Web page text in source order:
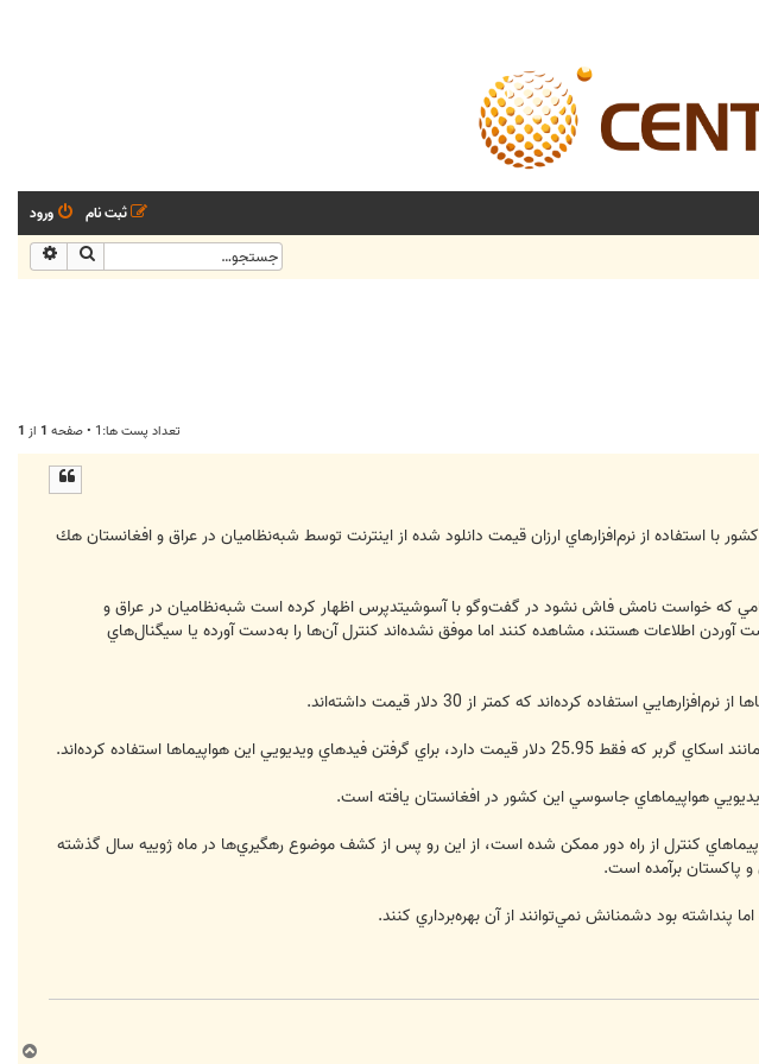
ورود
ثبت نام
جستجو
تعداد پست ها:1 • صفحه 1 از 1
با استفاده از نرم‌افزارهاي ارزان قيمت دانلود شده از اينترنت توسط شبه‌نظاميان در عراق و افغانستان هك
كه خواست نامش فاش نشود در گفت‌وگو با آسوشيتدپرس اظهار كرده است شبه‌نظاميان در عراق و
آوردن اطلاعات هستند، مشاهده كنند اما موفق نشده‌اند كنترل آن‌ها را به‌دست آورده يا سيگنال‌هاي
كرده‌اند كه كمتر از 30 دلار قيمت داشته‌اند.
ويديويي اين هواپيماها استفاده كرده‌اند.
هواپيماهاي جاسوسي اين كشور در افغانستان يافته است.
كنترل از راه دور ممكن شده است، از اين رو پس از كشف موضوع رهگيري‌ها در ماه ژوييه سال گذشته
پاكستان برآمده است.
بود دشمنانش نمي‌توانند از آن بهره‌برداري كنند.